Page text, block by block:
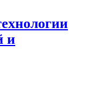
и